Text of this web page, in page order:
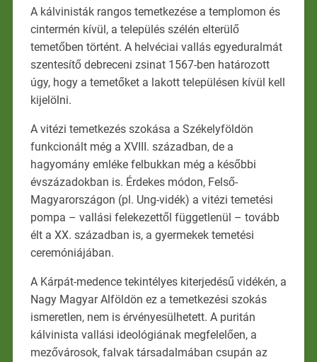
A kálvinisták rangos temetkezése a templomon és
cintermén kívül, a település szélén elterülő
temetőben történt. A helvéciai vallás egyeduralmát
szentesítő debreceni zsinat 1567-ben határozott
úgy, hogy a temetőket a lakott településen kívül kell
kijelölni.
A vitézi temetkezés szokása a Székelyföldön
funkcionált még a XVIII. században, de a
hagyomány emléke felbukkan még a későbbi
évszázadokban is. Érdekes módon, Felső-
Magyarországon (pl. Ung-vidék) a vitézi temetési
pompa – vallási felekezettől függetlenül – tovább
élt a XX. században is, a gyermekek temetési
ceremóniájában.
A Kárpát-medence tekintélyes kiterjedésű vidékén, a
Nagy Magyar Alföldön ez a temetkezési szokás
ismeretlen, nem is érvényesülhetett. A puritán
kálvinista vallási ideológiának megfelelően, a
mezővárosok, falvak társadalmában csupán az